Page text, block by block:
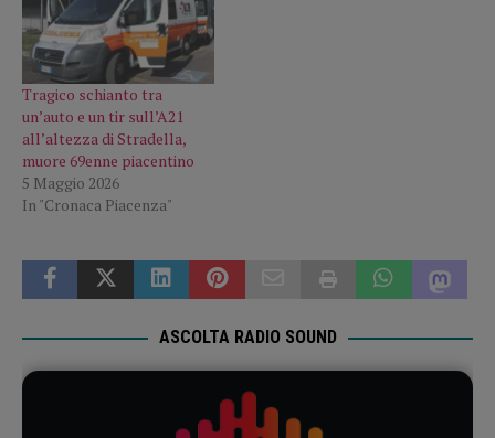
Tragico schianto tra
un’auto e un tir sull’A21
all’altezza di Stradella,
muore 69enne piacentino
5 Maggio 2026
In "Cronaca Piacenza"
ASCOLTA RADIO SOUND